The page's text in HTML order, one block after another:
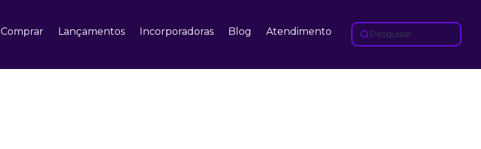
Comprar Lançamentos Incorporadoras Blog Atendimento Pesquisar...